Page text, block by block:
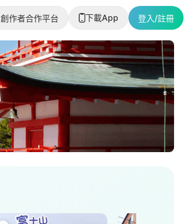
創作者合作平台 下載App 登入/註冊